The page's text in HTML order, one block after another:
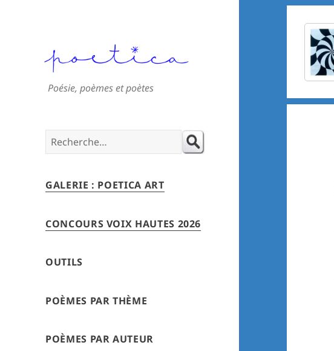
Poésie, poèmes et poètes
Search
for:
GALERIE : POETICA ART
CONCOURS VOIX HAUTES 2026
OUTILS
POÈMES PAR THÈME
POÈMES PAR AUTEUR